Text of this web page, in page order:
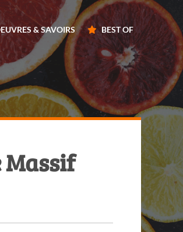
& SAVOIRS BEST OF
Massif